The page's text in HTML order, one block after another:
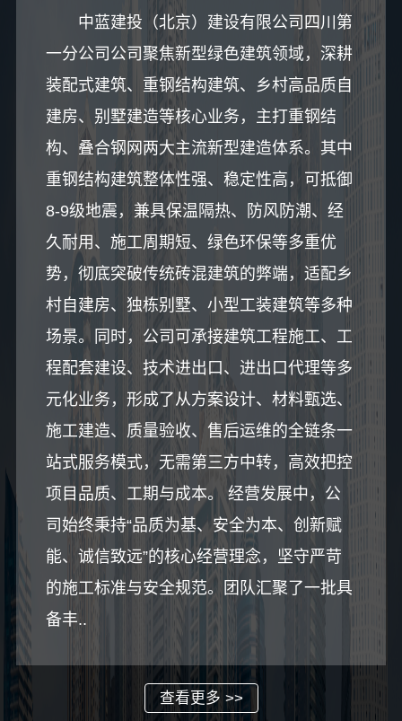
中蓝建投（北京）建设有限公司四川第
一分公司公司聚焦新型绿色建筑领域，深耕
装配式建筑、重钢结构建筑、乡村高品质自
建房、别墅建造等核心业务，主打重钢结
构、叠合钢网两大主流新型建造体系。其中
重钢结构建筑整体性强、稳定性高，可抵御
8-9级地震，兼具保温隔热、防风防潮、经
久耐用、施工周期短、绿色环保等多重优
势，彻底突破传统砖混建筑的弊端，适配乡
村自建房、独栋别墅、小型工装建筑等多种
场景。同时，公司可承接建筑工程施工、工
程配套建设、技术进出口、进出口代理等多
元化业务，形成了从方案设计、材料甄选、
施工建造、质量验收、售后运维的全链条一
站式服务模式，无需第三方中转，高效把控
项目品质、工期与成本。 经营发展中，公
司始终秉持“品质为基、安全为本、创新赋
能、诚信致远”的核心经营理念，坚守严苛
的施工标准与安全规范。团队汇聚了一批具
备丰..
查看更多 >>